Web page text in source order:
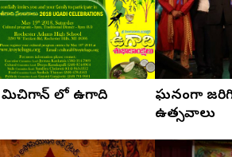
మిచిగాన్ లో ఉగాది
ఘనంగా
ఉత్సవాలు